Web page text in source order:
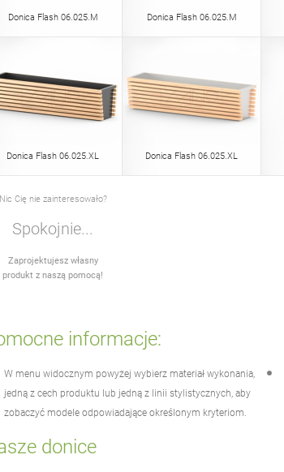
Donica Flash 06.025.M Donica Flash 06.025.M
Donica Flash 06.025.XL Donica Flash 06.025.XL
Cię nie zainteresowało?
Spokojnie...
Zaprojektujesz własny
produkt z naszą pomocą!
informacje:
W menu widocznym powyżej wybierz materiał wykonania,
jedną z cech produktu lub jedną z linii stylistycznych, aby
zobaczyć modele odpowiadające określonym kryteriom.
donice